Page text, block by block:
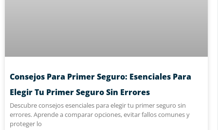
Consejos Para Primer Seguro: Esenciales Para
Elegir Tu Primer Seguro Sin Errores
Descubre consejos esenciales para elegir tu primer seguro sin
errores. Aprende a comparar opciones, evitar fallos comunes y
proteger lo